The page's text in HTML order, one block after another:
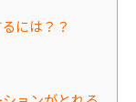
には？？